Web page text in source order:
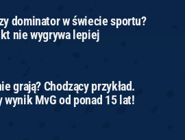
dominator w świecie sportu?
nie wygrywa lepiej
grają? Chodzący przykład.
wynik MvG od ponad 15 lat!